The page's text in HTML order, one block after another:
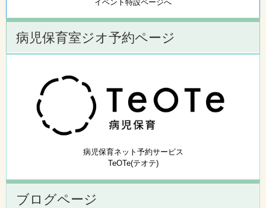
イベント特設ページへ
病児保育室ジオ予約ページ
病児保育ネット予約サービス
TeOTe(テオテ)
ブログページ